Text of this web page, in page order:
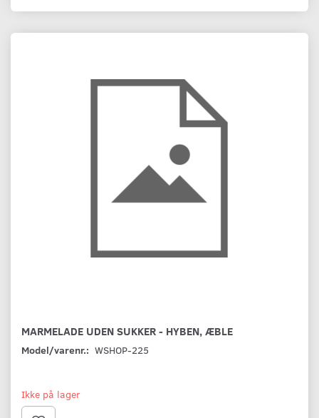
MARMELADE UDEN SUKKER - HYBEN, ÆBLE
Model/varenr.: WSHOP-225
Ikke på lager